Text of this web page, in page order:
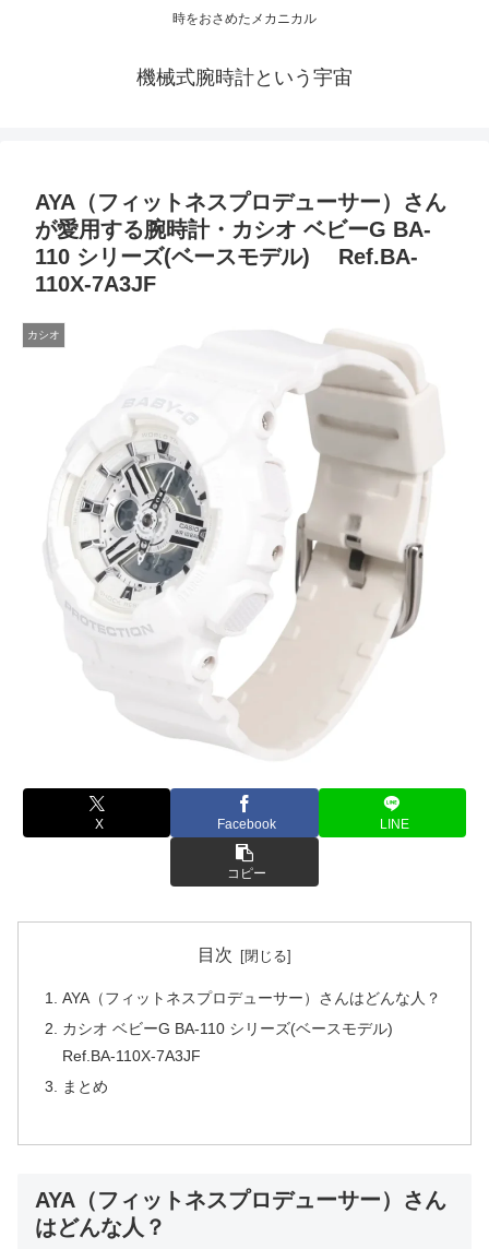
時をおさめたメカニカル
機械式腕時計という宇宙
AYA（フィットネスプロデューサー）さん
が愛用する腕時計・カシオ ベビーG BA-
110 シリーズ(ベースモデル) Ref.BA-
110X-7A3JF
カシオ
X Facebook LINE
コピー
目次
AYA（フィットネスプロデューサー）さんはどんな人？
カシオ ベビーG BA-110 シリーズ(ベースモデル)
Ref.BA-110X-7A3JF
まとめ
AYA（フィットネスプロデューサー）さん
はどんな人？